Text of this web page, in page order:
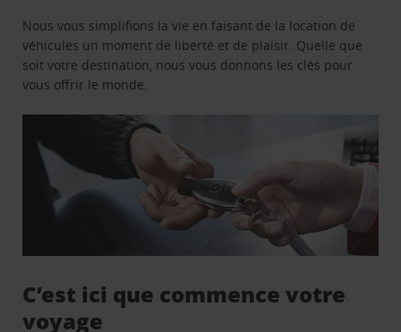
Nous vous simplifions la vie en faisant de la location de
véhicules un moment de liberté et de plaisir. Quelle que
soit votre destination, nous vous donnons les clés pour
vous offrir le monde.
C’est ici que commence votre
voyage